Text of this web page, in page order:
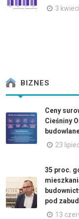
3
BIZNES
Ceny
Cieśniny
23
35 proc.
pod
13